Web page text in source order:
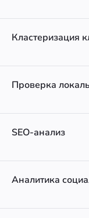
Кластеризация
Проверка
SEO-анализ
Аналитика